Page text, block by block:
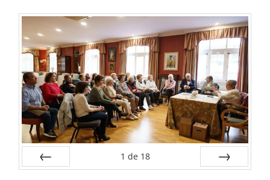
1 de 18